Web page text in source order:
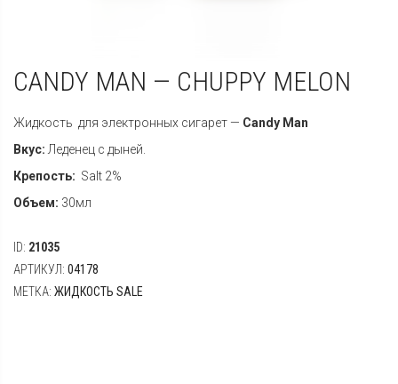
CANDY MAN — CHUPPY MELON
Жидкость для электронных сигарет — Candy Man
Вкус: Леденец с дыней.
Крепость: Salt 2%
Объем: 30мл
ID: 21035
АРТИКУЛ: 04178
МЕТКА: ЖИДКОСТЬ SALE